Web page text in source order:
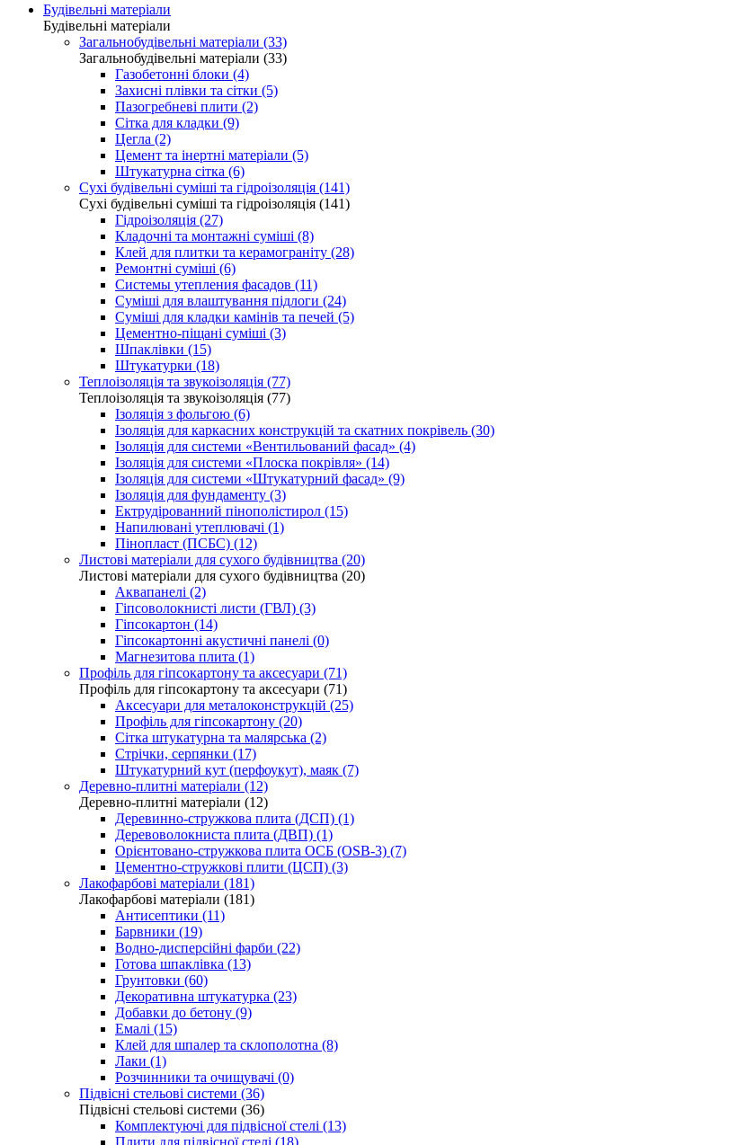
Будівельні матеріали
Будівельні матеріали
Загальнобудівельні матеріали (33)
Загальнобудівельні матеріали (33)
Газобетонні блоки (4)
Захисні плівки та сітки (5)
Пазогребневі плити (2)
Сітка для кладки (9)
Цегла (2)
Цемент та інертні матеріали (5)
Штукатурна сітка (6)
Сухі будівельні суміші та гідроізоляція (141)
Сухі будівельні суміші та гідроізоляція (141)
Гідроізоляція (27)
Кладочні та монтажні суміші (8)
Клей для плитки та керамограніту (28)
Ремонтні суміші (6)
Системы утепления фасадов (11)
Суміші для влаштування підлоги (24)
Суміші для кладки камінів та печей (5)
Цементно-піщані суміші (3)
Шпаклівки (15)
Штукатурки (18)
Теплоізоляція та звукоізоляція (77)
Теплоізоляція та звукоізоляція (77)
Ізоляція з фольгою (6)
Ізоляція для каркасних конструкцій та скатних покрівель (30)
Ізоляція для системи «Вентильований фасад» (4)
Ізоляція для системи «Плоска покрівля» (14)
Ізоляція для системи «Штукатурний фасад» (9)
Ізоляція для фундаменту (3)
Ектрудірованний пінополістирол (15)
Напилювані утеплювачі (1)
Пінопласт (ПСБС) (12)
Листові матеріали для сухого будівництва (20)
Листові матеріали для сухого будівництва (20)
Аквапанелі (2)
Гіпсоволокнисті листи (ГВЛ) (3)
Гіпсокартон (14)
Гіпсокартонні акустичні панелі (0)
Магнезитова плита (1)
Профіль для гіпсокартону та аксесуари (71)
Профіль для гіпсокартону та аксесуари (71)
Аксесуари для металоконструкцій (25)
Профіль для гіпсокартону (20)
Сітка штукатурна та малярська (2)
Стрічки, серпянки (17)
Штукатурний кут (перфоукут), маяк (7)
Деревно-плитні матеріали (12)
Деревно-плитні матеріали (12)
Деревинно-стружкова плита (ДСП) (1)
Деревоволокниста плита (ДВП) (1)
Орієнтовано-стружкова плита ОСБ (OSB-3) (7)
Цементно-стружкові плити (ЦСП) (3)
Лакофарбові матеріали (181)
Лакофарбові матеріали (181)
Антисептики (11)
Барвники (19)
Водно-дисперсійні фарби (22)
Готова шпаклівка (13)
Грунтовки (60)
Декоративна штукатурка (23)
Добавки до бетону (9)
Емалі (15)
Клей для шпалер та склополотна (8)
Лаки (1)
Розчинники та очищувачі (0)
Підвісні стельові системи (36)
Підвісні стельові системи (36)
Комплектуючі для підвісної стелі (13)
Плити для підвісної стелі (18)